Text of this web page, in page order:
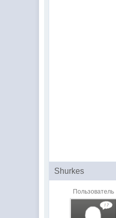
Shurkes
Пользователь